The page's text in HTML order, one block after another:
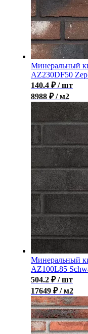
Минеральный
AZ230DF50
140.4 ₽ / шт
8988 ₽ / м2
Минеральный
AZ100L85
504.2 ₽ / шт
17649 ₽ / м2